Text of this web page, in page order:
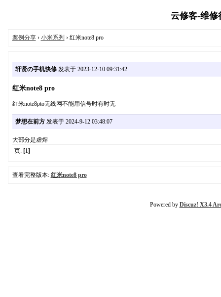
云修客-维修
案例分享› 小米系列 › 红米note8 pro
轩贤の手机快修发表于 2023-12-10 09:31:42
红米note8 pro
红米note8pto无线网不能用信号时有时无
梦想在前方发表于 2024-9-12 03:48:07
大部分是虚焊
页: [1]
查看完整版本: 红米note8 pro
Powered by Discuz! X3.4